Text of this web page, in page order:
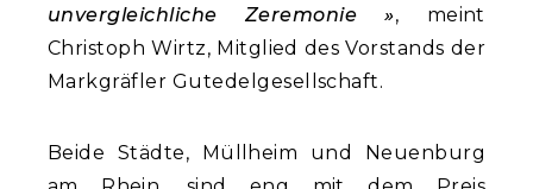
unvergleichliche Zeremonie », meint
Christoph Wirtz, Mitglied des Vorstands der
Markgräfler Gutedelgesellschaft.
Beide Städte, Müllheim und Neuenburg